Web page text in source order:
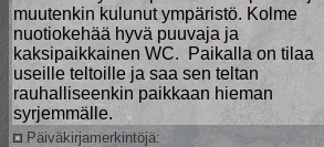
muutenkin kulunut ympäristö. Kolme
nuotiokehää hyvä puuvaja ja
kaksipaikkainen WC. Paikalla on tilaa
useille teltoille ja saa sen teltan
rauhalliseenkin paikkaan hieman
syrjemmälle.
Päiväkirjamerkintöjä: